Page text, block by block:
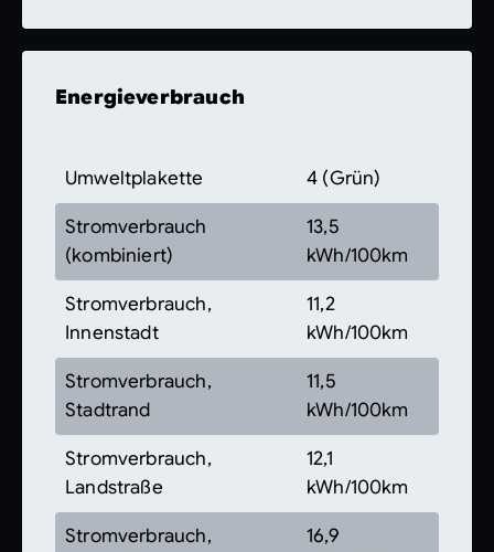
Energieverbrauch
Umweltplakette 4 (Grün)
Stromverbrauch
(kombiniert)
13,5
kWh/100km
Stromverbrauch,
Innenstadt
11,2
kWh/100km
Stromverbrauch,
Stadtrand
11,5
kWh/100km
Stromverbrauch,
Landstraße
12,1
kWh/100km
Stromverbrauch,
16,9